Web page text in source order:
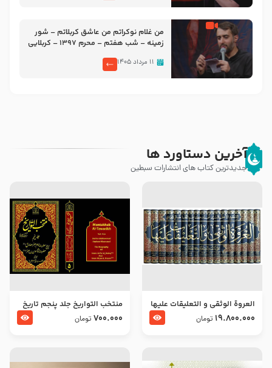
من غلام نوکراتم من عاشق کربلاتم – شور
زمینه – شب هفتم – محرم 1397 – کربلایی
۱۱ مرداد ۱۴۰۵
آخرین دستاورد ها
جدیدترین کتاب های انتشارات سبطین
العروة الوثقى و التعليقات عليها
– طرح جدید
19.800.000 تومان
منتخب التواریخ جلد پنجم تاریخ
امام جعفر صادق و امام موسی
700.000 تومان